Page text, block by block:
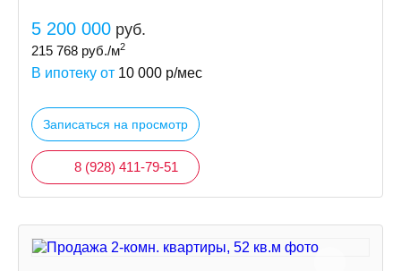
5 200 000 руб.
215 768 руб./м2
В ипотеку от 10 000 р/мес
Записаться на просмотр
8 (928) 411-79-51